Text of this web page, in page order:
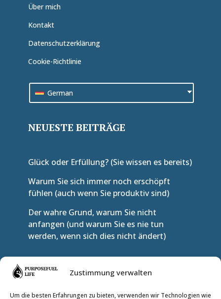
Zustimmung verwalten
Um die besten Erfahrungen zu bieten, verwenden wir Technologien wie
Über mich
Kontakt
Datenschutzerklärung
Cookie-Richtlinie
German
NEUESTE BEITRÄGE
Glück oder Erfüllung? (Sie wissen es bereits)
Warum Sie sich immer noch erschöpft
fühlen (auch wenn Sie produktiv sind)
Der wahre Grund, warum Sie nicht
anfangen (und warum Sie es nie tun
werden, wenn sich dies nicht ändert)
TRITT DEM INNEREN KREIS BEI